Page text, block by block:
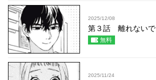
2025/12/08
第３話 離れないで
無料
2025/11/24